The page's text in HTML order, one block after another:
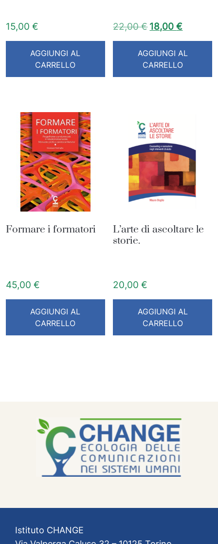
15,00 €
AGGIUNGI AL
CARRELLO
22,00€Il prezzo
18,00€Il
AGGIUNGI AL
CARRELLO
Formare i formatori
45,00 €
AGGIUNGI AL
CARRELLO
L’arte di ascoltare le
storie.
20,00€
AGGIUNGI AL
CARRELLO
Istituto CHANGE